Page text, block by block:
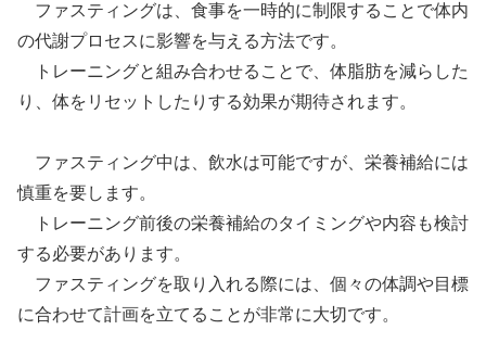
ファスティングは、食事を一時的に制限することで体内
の代謝プロセスに影響を与える方法です。
トレーニングと組み合わせることで、体脂肪を減らした
り、体をリセットしたりする効果が期待されます。
ファスティング中は、飲水は可能ですが、栄養補給には
慎重を要します。
トレーニング前後の栄養補給のタイミングや内容も検討
する必要があります。
ファスティングを取り入れる際には、個々の体調や目標
に合わせて計画を立てることが非常に大切です。